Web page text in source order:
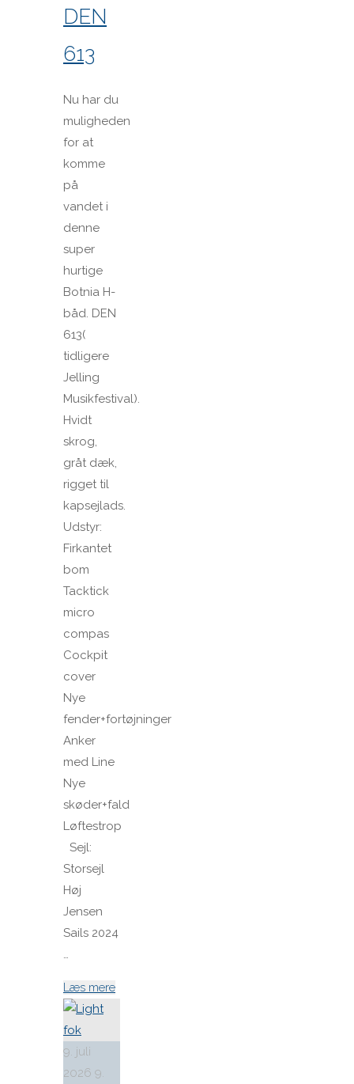
DEN
613
Nu har du
muligheden
for at
komme
på
vandet i
denne
super
hurtige
Botnia H-
båd. DEN
613(
tidligere
Jelling
Musikfestival).
Hvidt
skrog,
gråt dæk,
rigget til
kapsejlads.
Udstyr:
Firkantet
bom
Tacktick
micro
compas
Cockpit
cover
Nye
fender+fortøjninger
Anker
med Line
Nye
skøder+fald
Løftestrop
Sejl:
Storsejl
Høj
Jensen
Sails 2024
…
Læs mere"Botnia
9. juli
2026 9.